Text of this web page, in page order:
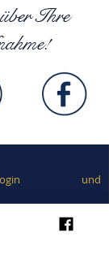
Ihre
und
EMDR,